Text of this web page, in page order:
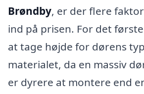
Brøndby, er der flere
ind på prisen. For det
at tage højde for dørens
materialet, da en massiv
er dyrere at montere end